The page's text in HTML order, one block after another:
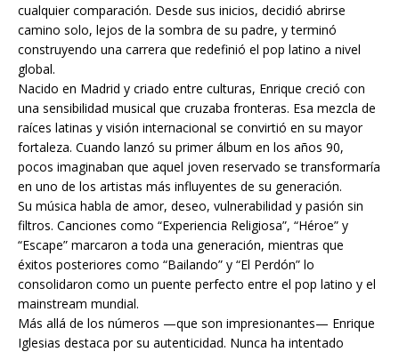
cualquier comparación. Desde sus inicios, decidió abrirse
camino solo, lejos de la sombra de su padre, y terminó
construyendo una carrera que redefinió el pop latino a nivel
global.
Nacido en Madrid y criado entre culturas, Enrique creció con
una sensibilidad musical que cruzaba fronteras. Esa mezcla de
raíces latinas y visión internacional se convirtió en su mayor
fortaleza. Cuando lanzó su primer álbum en los años 90,
pocos imaginaban que aquel joven reservado se transformaría
en uno de los artistas más influyentes de su generación.
Su música habla de amor, deseo, vulnerabilidad y pasión sin
filtros. Canciones como “Experiencia Religiosa”, “Héroe” y
“Escape” marcaron a toda una generación, mientras que
éxitos posteriores como “Bailando” y “El Perdón” lo
consolidaron como un puente perfecto entre el pop latino y el
mainstream mundial.
Más allá de los números —que son impresionantes— Enrique
Iglesias destaca por su autenticidad. Nunca ha intentado